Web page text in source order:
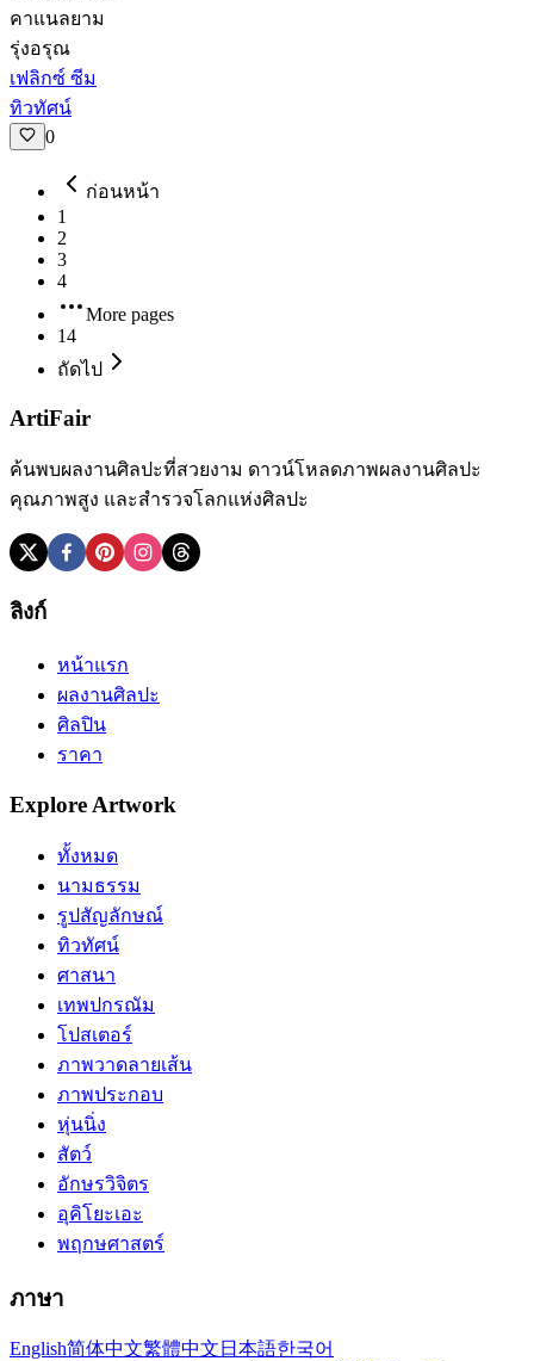
คาแนลยาม
รุ่งอรุณ
เฟลิกซ์ ซีม
ทิวทัศน์
0
ก่อนหน้า
1
2
3
4
More pages
14
ถัดไป
ArtiFair
ค้นพบผลงานศิลปะที่สวยงาม ดาวน์โหลดภาพผลงานศิลปะ
คุณภาพสูง และสำรวจโลกแห่งศิลปะ
ลิงก์
หน้าแรก
ผลงานศิลปะ
ศิลปิน
ราคา
Explore Artwork
ทั้งหมด
นามธรรม
รูปสัญลักษณ์
ทิวทัศน์
ศาสนา
เทพปกรณัม
โปสเตอร์
ภาพวาดลายเส้น
ภาพประกอบ
หุ่นนิ่ง
สัตว์
อักษรวิจิตร
อุคิโยะเอะ
พฤกษศาสตร์
ภาษา
English简体中文繁體中文 日本語한국어